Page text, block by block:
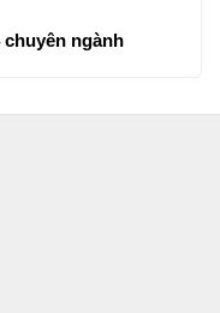
chuyên ngành